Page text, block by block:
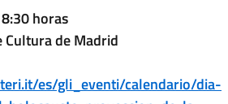
horas
de Madrid
es/gli_eventi/calendario/dia-